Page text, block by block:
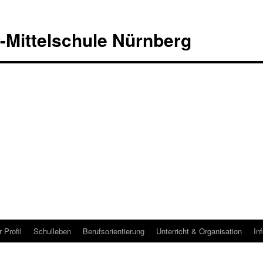
Mittelschule Nürnberg
Profil Schulleben Berufsorientierung Unterricht & Organisation